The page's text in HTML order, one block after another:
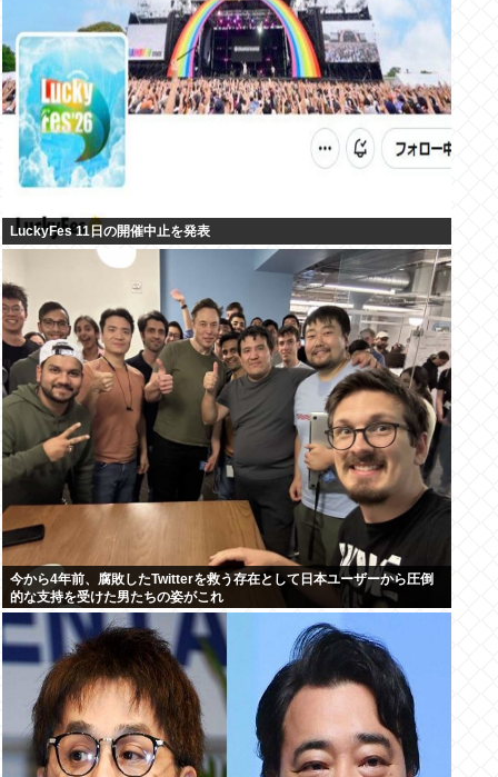
LuckyFes 11日の開催中止を発表
今から4年前、腐敗したTwitterを救う存在として日本ユーザーから圧倒
的な支持を受けた男たちの姿がこれ